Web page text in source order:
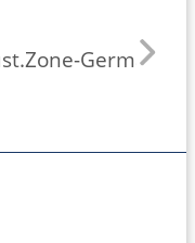
Germany